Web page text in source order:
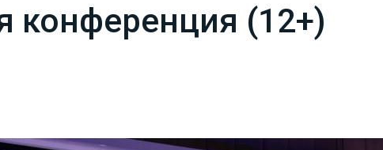
конференция (12+)